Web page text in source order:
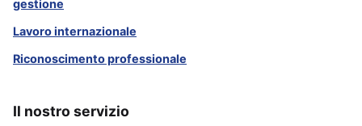
gestione
Lavoro internazionale
Riconoscimento professionale
Il nostro servizio